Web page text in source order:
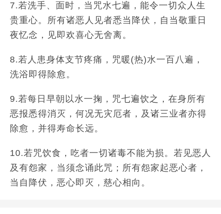
7.若洗手、面时，当咒水七遍，能令一切众人生
贵重心。所有诸恶人见者悉当降伏，自当敬重日
夜忆念，见即欢喜心无舍离。
8.若人患身体支节疼痛，咒暖(热)水一百八遍，
洗浴即得除愈。
9.若每日早朝以水一掬，咒七遍饮之，在身所有
恶报悉得消灭，何况无灾厄者，及诸三业者亦得
除愈，并得寿命长远。
10.若咒饮食，吃者一切诸毒不能为损。若见恶人
及有怨家，当须念诵此咒；所有怨家起恶心者，
当自降伏，恶心即灭，慈心相向。